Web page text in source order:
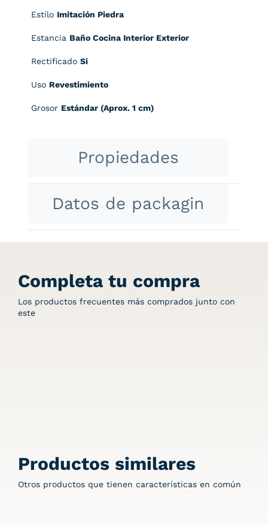
Estilo Imitación Piedra
Estancia Baño Cocina Interior Exterior
Rectificado Si
Uso Revestimiento
Grosor Estándar (Aprox. 1 cm)
Propiedades
Datos de packagin
Completa tu compra
Los productos frecuentes más comprados junto con
este
Productos similares
Otros productos que tienen características en común